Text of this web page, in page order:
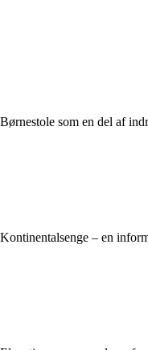
Børnestole som en del af
Kontinentalsenge – en